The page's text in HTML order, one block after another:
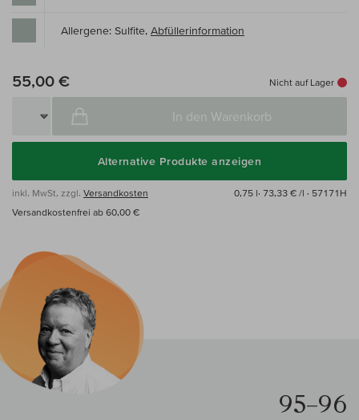
Allergene: Sulfite, Abfüllerinformation
55,00 € Nicht auf Lager
In den Warenkorb
Alternative Produkte anzeigen
inkl. MwSt, zzgl. Versandkosten 0,75 l· 73,33 € /l · 57171H
Versandkostenfrei ab 60,00 €
95–96